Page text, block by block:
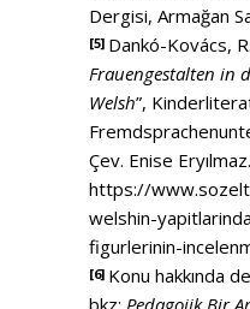
Dergisi, Armağan
[5] Dankó-Kovács,
Frauengestalten in
Welsh”,
Çev. Enise Eryılmaz.
https://
welshin-
figurlerinin-
[6] Konu hakkında
bkz: Pedagojik Bir